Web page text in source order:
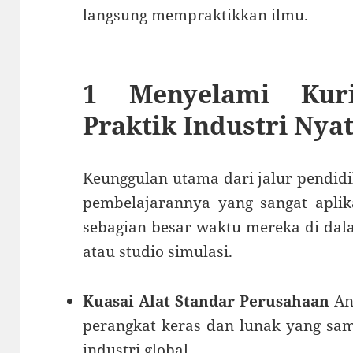
langsung mempraktikkan ilmu.
1 Menyelami
Praktik Industri
Keunggulan utama dari jalur
pembelajarannya yang sangat
sebagian besar waktu mereka di
atau studio simulasi.
Kuasai Alat Standar Perusahaan
perangkat keras dan lunak yang